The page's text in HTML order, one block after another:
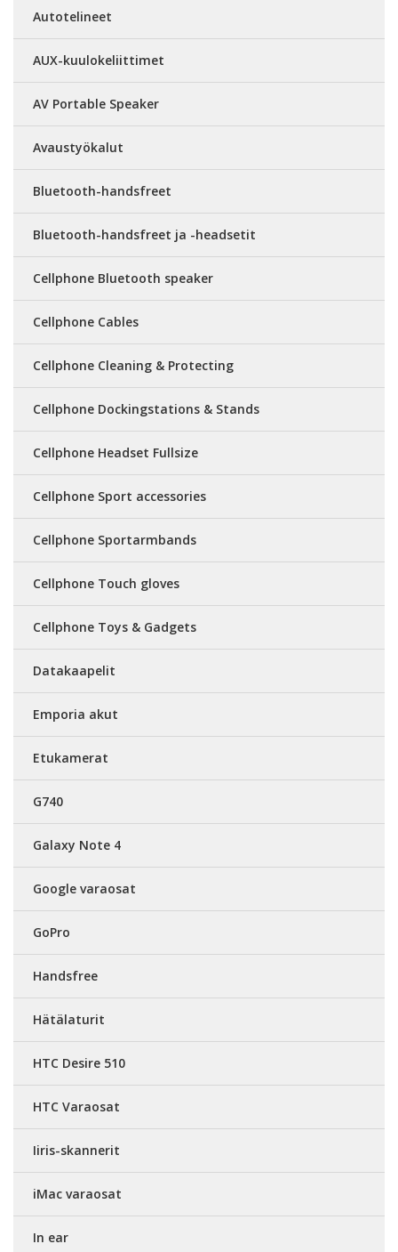
Autotelineet
AUX-kuulokeliittimet
AV Portable Speaker
Avaustyökalut
Bluetooth-handsfreet
Bluetooth-handsfreet ja -headsetit
Cellphone Bluetooth speaker
Cellphone Cables
Cellphone Cleaning & Protecting
Cellphone Dockingstations & Stands
Cellphone Headset Fullsize
Cellphone Sport accessories
Cellphone Sportarmbands
Cellphone Touch gloves
Cellphone Toys & Gadgets
Datakaapelit
Emporia akut
Etukamerat
G740
Galaxy Note 4
Google varaosat
GoPro
Handsfree
Hätälaturit
HTC Desire 510
HTC Varaosat
Iiris-skannerit
iMac varaosat
In ear